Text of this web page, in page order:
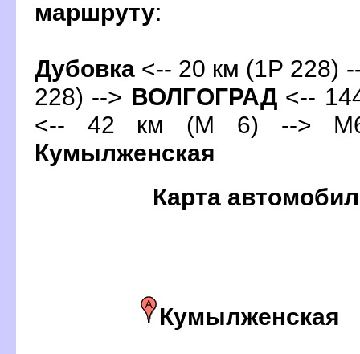
маршруту:
Дубовка <-- 20 км (1Р 228)
228) --> ОЛГОГРАД<--
<-- 42 км (М 6) -->
Кумылженская
Карта
Кумылженская